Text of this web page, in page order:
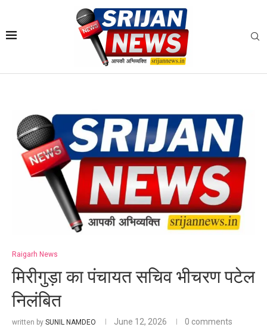
Raigarh News
मिरीगुड़ा का पंचायत सचिव भीचरण पटेल
निलंबित
written by SUNIL NAMDEO June 12, 2026 0 comments